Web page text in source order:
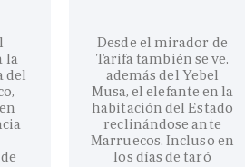
la
del
Desde el mirador de
Tarifa también se ve,
además del Yebel
Musa, el elefante en la
habitación del Estado
reclinándose ante
Marruecos. Incluso en
los días de taró